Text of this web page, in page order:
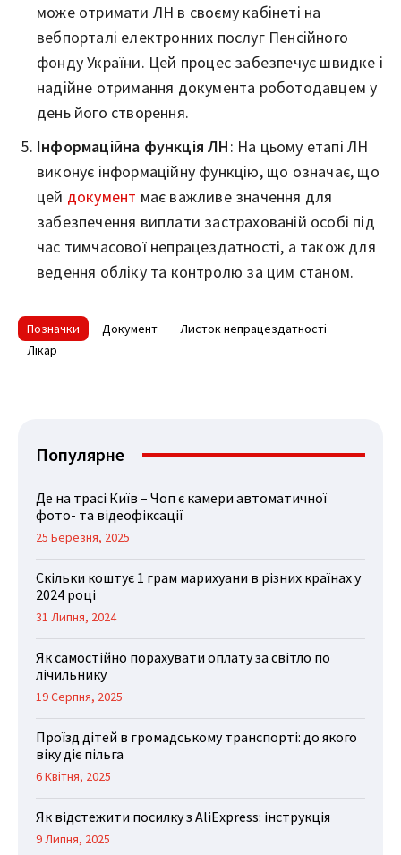
може отримати ЛН в своєму кабінеті на
вебпорталі електронних послуг Пенсійного
фонду України. Цей процес забезпечує швидке і
надійне отримання документа роботодавцем у
день його створення.
Інформаційна функція ЛН: На цьому етапі ЛН
виконує інформаційну функцію, що означає, що
цей документ має важливе значення для
забезпечення виплати застрахованій особі під
час тимчасової непрацездатності, а також для
ведення обліку та контролю за цим станом.
Позначки Документ
Листок непрацездатності
Лікар
Популярне
Де на трасі Київ – Чоп є камери автоматичної
фото- та відеофіксації
25 Березня, 2025
Скільки коштує 1 грам марихуани в різних країнах у
2024 році
31 Липня, 2024
Як самостійно порахувати оплату за світло по
лічильнику
19 Серпня, 2025
Проїзд дітей в громадському транспорті: до якого
віку діє пільга
6 Квітня, 2025
Як відстежити посилку з AliExpress: інструкція
9 Липня, 2025